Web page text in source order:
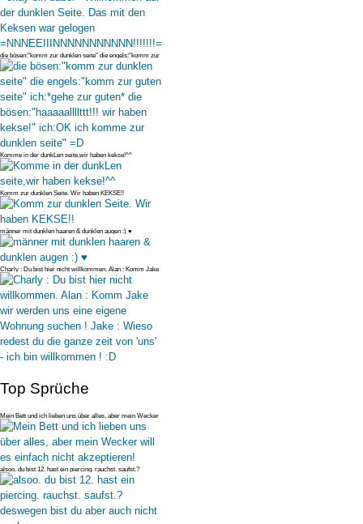
die bösen:"komm zur dunklen seite" die engels:"komm zur
guten seite" ich
Komme in der dunkLen seite,wir haben kekse!^^
Komm zur dunklen Seite. Wir haben KEKSE!!
männer mit dunklen haaren & dunklen augen :) ♥
Charly : Du bist hier nicht willkommen. Alan : Komm Jake
wir werden uns
Top Sprüche
Mein Bett und ich lieben uns über alles, aber mein Wecker
will es einfac
alsoo. du bist 12. hast ein piercing. rauchst. saufst.?
deswegen bist du